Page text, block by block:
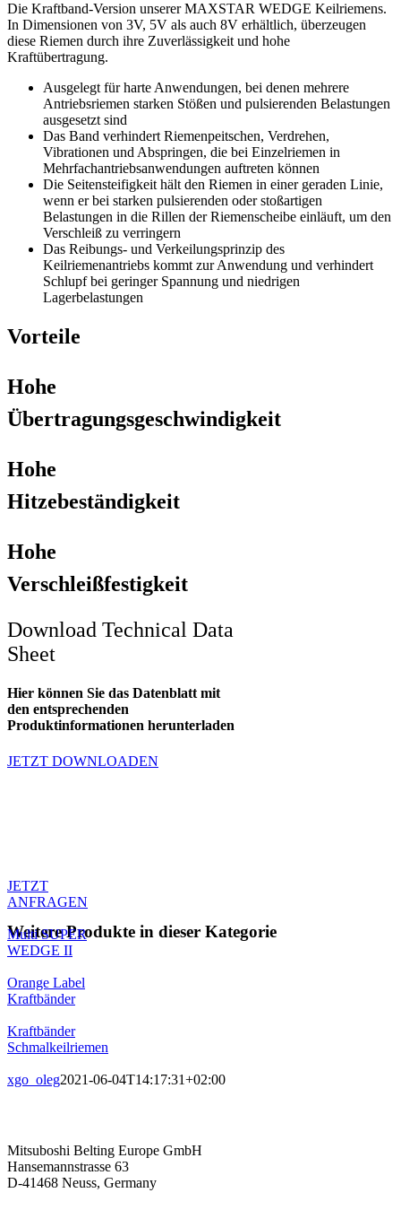
Die Kraftband-Version unserer MAXSTAR WEDGE Keilriemens.
In Dimensionen von 3V, 5V als auch 8V erhältlich, überzeugen
diese Riemen durch ihre Zuverlässigkeit und hohe
Kraftübertragung.
Ausgelegt für harte Anwendungen, bei denen mehrere
Antriebsriemen starken Stößen und pulsierenden Belastungen
ausgesetzt sind
Das Band verhindert Riemenpeitschen, Verdrehen,
Vibrationen und Abspringen, die bei Einzelriemen in
Mehrfachantriebsanwendungen auftreten können
Die Seitensteifigkeit hält den Riemen in einer geraden Linie,
wenn er bei starken pulsierenden oder stoßartigen
Belastungen in die Rillen der Riemenscheibe einläuft, um den
Verschleiß zu verringern
Das Reibungs- und Verkeilungsprinzip des
Keilriemenantriebs kommt zur Anwendung und verhindert
Schlupf bei geringer Spannung und niedrigen
Lagerbelastungen
Vorteile
Hohe
Übertragungsgeschwindigkeit
Hohe
Hitzebeständigkeit
Hohe
Verschleißfestigkeit
Download Technical Data
Sheet
Hier können Sie das Datenblatt mit
den entsprechenden
Produktinformationen herunterladen
JETZT DOWNLOADEN
JETZT
ANFRAGEN
Weitere Produkte in dieser Kategorie
Multi SUPER
WEDGE II
Orange Label
Kraftbänder
Kraftbänder
Schmalkeilriemen
xgo_oleg2021-06-04T14:17:31+02:00
Mitsuboshi Belting Europe GmbH
Hansemannstrasse 63
D-41468 Neuss, Germany